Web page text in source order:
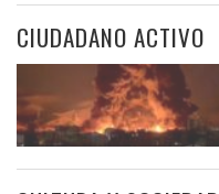
CIUDADANO ACTIVO